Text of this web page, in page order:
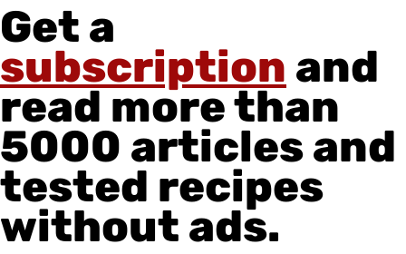
Get a
subscription and
read more than
5000 articles and
tested recipes
without ads.